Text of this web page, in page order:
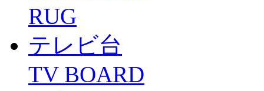
RUG
テレビ台
TV BOARD